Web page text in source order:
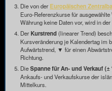
Die von der Europäischen
Euro-Referenzkurse für
Währung keine Daten vor, wird in
DerKurstrend(linearer Trend)
Kursveränderung je Kalendertag im
Aufwärtstrend, ▼ für einen
Richtung.
DieSpanne für An- und Verkauf (±
Ankaufs- und Verkaufskurse der
Mittelkurs.